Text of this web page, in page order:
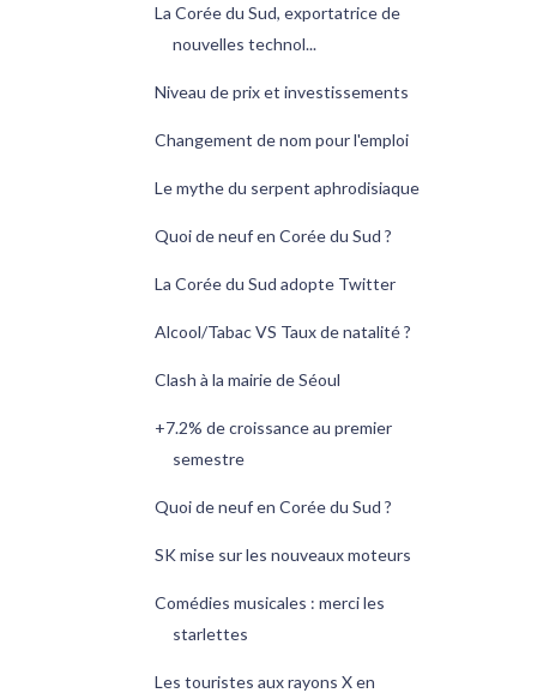
La Corée du Sud, exportatrice de
nouvelles technol...
Niveau de prix et investissements
Changement de nom pour l'emploi
Le mythe du serpent aphrodisiaque
Quoi de neuf en Corée du Sud ?
La Corée du Sud adopte Twitter
Alcool/Tabac VS Taux de natalité ?
Clash à la mairie de Séoul
+7.2% de croissance au premier
semestre
Quoi de neuf en Corée du Sud ?
SK mise sur les nouveaux moteurs
Comédies musicales : merci les
starlettes
Les touristes aux rayons X en